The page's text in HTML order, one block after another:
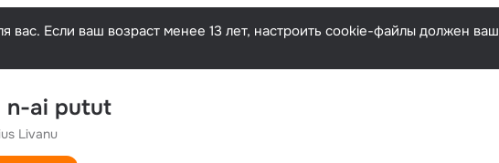
Если ваш возраст менее 13 лет, настроить cookie-файлы должен ваш
n-ai putut
Livanu